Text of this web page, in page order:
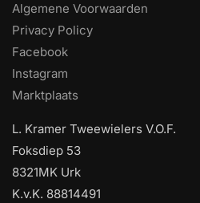
Algemene Voorwaarden
Privacy Policy
Facebook
Instagram
Marktplaats
L. Kramer Tweewielers V.O.F.
Foksdiep 53
8321MK Urk
K.v.K. 88814491